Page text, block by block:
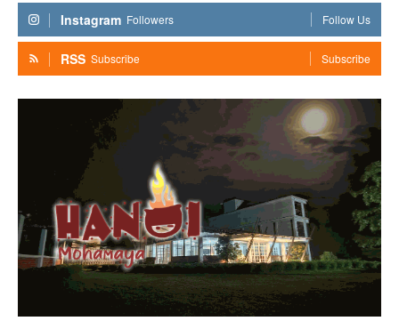
Instagram Followers Follow Us
RSS Subscribe Subscribe